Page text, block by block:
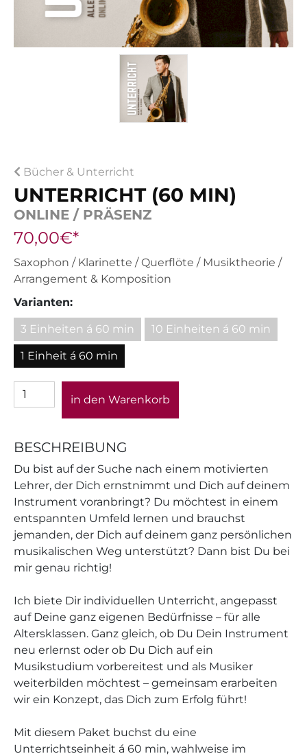
Bücher & Unterricht
UNTERRICHT (60 MIN)
ONLINE / PRÄSENZ
70,00€*
Saxophon / Klarinette / Querflöte / Musiktheorie /
Arrangement & Komposition
Varianten:
3 Einheiten á 60 min 10 Einheiten á 60 min
1 Einheit á 60 min
in den Warenkorb
BESCHREIBUNG
Du bist auf der Suche nach einem motivierten
Lehrer, der Dich ernstnimmt und Dich auf deinem
Instrument voranbringt? Du möchtest in einem
entspannten Umfeld lernen und brauchst
jemanden, der Dich auf deinem ganz persönlichen
musikalischen Weg unterstützt? Dann bist Du bei
mir genau richtig!
Ich biete Dir individuellen Unterricht, angepasst
auf Deine ganz eigenen Bedürfnisse – für alle
Altersklassen. Ganz gleich, ob Du Dein Instrument
neu erlernst oder ob Du Dich auf ein
Musikstudium vorbereitest und als Musiker
weiterbilden möchtest – gemeinsam erarbeiten
wir ein Konzept, das Dich zum Erfolg führt!
Mit diesem Paket buchst du eine
Unterrichtseinheit á 60 min, wahlweise im